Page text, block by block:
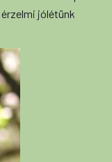
jólétünk